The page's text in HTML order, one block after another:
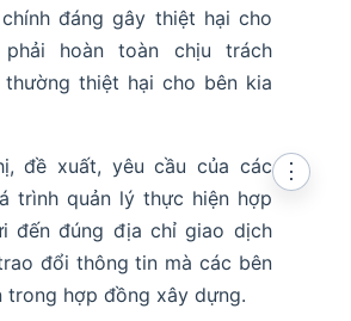
đáng gây thiệt hại cho
hoàn toàn chịu trách
thiệt hại cho bên kia
đề xuất, yêu cầu của các
trình quản lý thực hiện hợp
đến đúng địa chỉ giao dịch
đổi thông tin mà các bên
trong hợp đồng xây dựng.
⋮